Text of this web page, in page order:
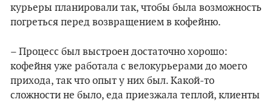
курьеры планировали так, чтобы была возможность
погреться перед возвращением в кофейню.
– Процесс был выстроен достаточно хорошо:
кофейня уже работала с велокурьерами до моего
прихода, так что опыт у них был. Какой-то
сложности не было, еда приезжала теплой, клиенты